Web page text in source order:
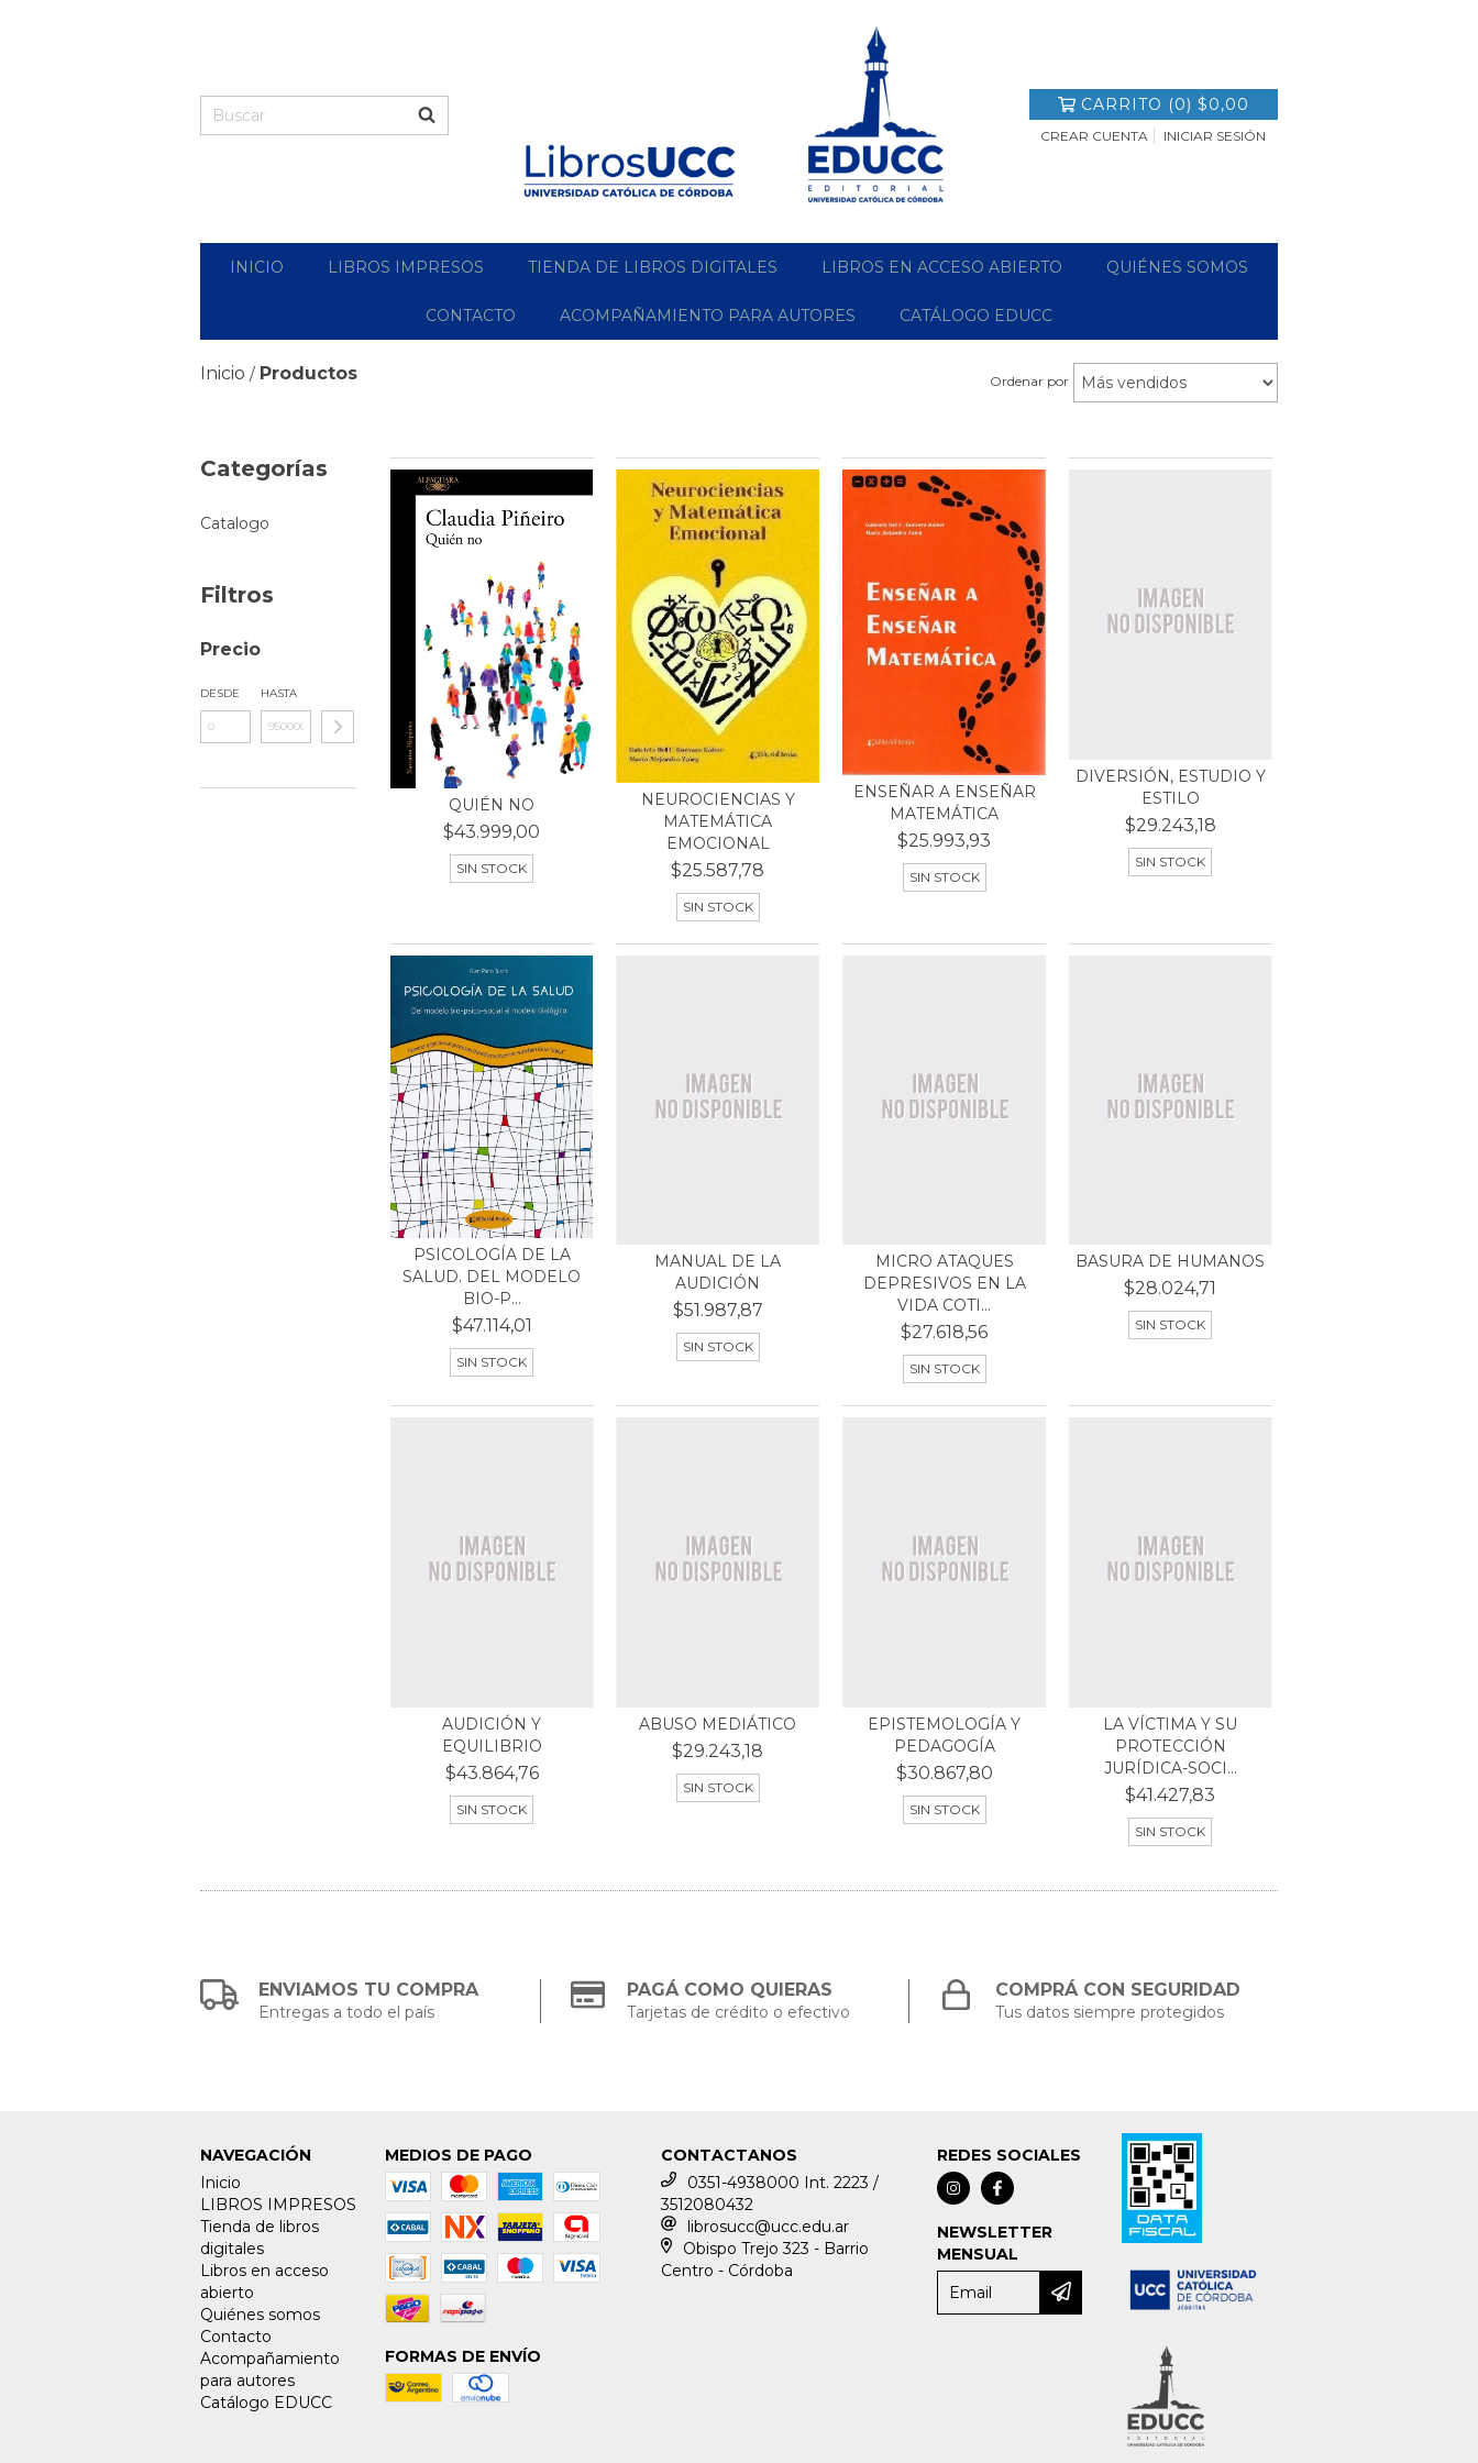
CARRITO (0) $0,00
CREAR CUENTA INICIAR SESIÓN
INICIO LIBROS IMPRESOS TIENDA DE LIBROS DIGITALES LIBROS EN ACCESO ABIERTO QUIÉNES SOMOS
CONTACTO ACOMPAÑAMIENTO PARA AUTORES CATÁLOGO EDUCC
Inicio / Productos Ordenar por
Categorías
Catalogo
Filtros
Precio
DESDE HASTA
QUIÉN NO
$43.999,00
SIN STOCK
NEUROCIENCIAS Y
MATEMÁTICA
EMOCIONAL
$25.587,78
SIN STOCK
ENSEÑAR A ENSEÑAR
MATEMÁTICA
$25.993,93
SIN STOCK
DIVERSIÓN, ESTUDIO Y
ESTILO
$29.243,18
SIN STOCK
PSICOLOGÍA DE LA
SALUD. DEL MODELO
BIO-P...
$47.114,01
SIN STOCK
MANUAL DE LA
AUDICIÓN
$51.987,87
SIN STOCK
MICRO ATAQUES
DEPRESIVOS EN LA
VIDA COTI...
$27.618,56
SIN STOCK
BASURA DE HUMANOS
$28.024,71
SIN STOCK
AUDICIÓN Y
EQUILIBRIO
$43.864,76
SIN STOCK
ABUSO MEDIÁTICO
$29.243,18
SIN STOCK
EPISTEMOLOGÍA Y
PEDAGOGÍA
$30.867,80
SIN STOCK
LA VÍCTIMA Y SU
PROTECCIÓN
JURÍDICA-SOCI...
$41.427,83
SIN STOCK
ENVIAMOS TU COMPRA
Entregas a todo el país
PAGÁ COMO QUIERAS
Tarjetas de crédito o efectivo
COMPRÁ CON SEGURIDAD
Tus datos siempre protegidos
NAVEGACIÓN
Inicio
LIBROS IMPRESOS
Tienda de libros
digitales
Libros en acceso
abierto
Quiénes somos
Contacto
Acompañamiento
para autores
Catálogo EDUCC
MEDIOS DE PAGO
FORMAS DE ENVÍO
CONTACTANOS
0351-4938000 Int. 2223 /
3512080432
librosucc@ucc.edu.ar
Obispo Trejo 323 - Barrio
Centro - Córdoba
REDES SOCIALES
NEWSLETTER
MENSUAL